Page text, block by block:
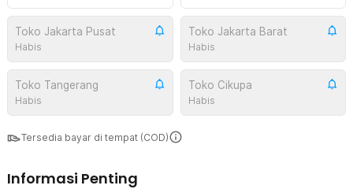
Toko Jakarta Pusat
Habis
Toko Jakarta Barat
Habis
Toko Tangerang
Habis
Toko Cikupa
Habis
Tersedia bayar di tempat (COD)
Informasi Penting